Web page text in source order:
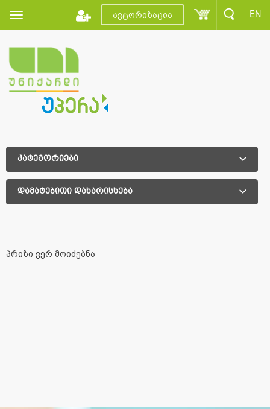
ავტორიზაცია EN
კატეგორიები
დამატებითი დახარისხება
პრიზი ვერ მოიძებნა